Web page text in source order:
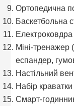
Ортопедична
Баскетбольна
Міні-тренажер
еспандер,
Настільний
Набір
Смарт-